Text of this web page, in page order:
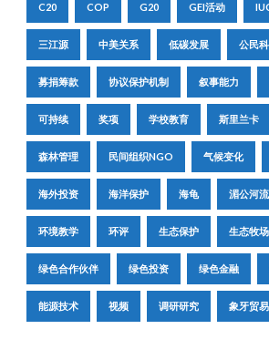
C20 COP G20 GEI活动
三江源 中美关系 低碳发展 公民
募捐筹款 协议保护机制 叙事能力
可持续 奖项 学校教育 斯里兰卡
森林管理 民间组织NGO 气候变化
海外投资 海洋保护 海龟 湄公河
环境教学 环评 生态保护 生态牧场
绿色合作伙伴 绿色投资 绿色金融
能源技术 视频 调研研究 象牙贸易